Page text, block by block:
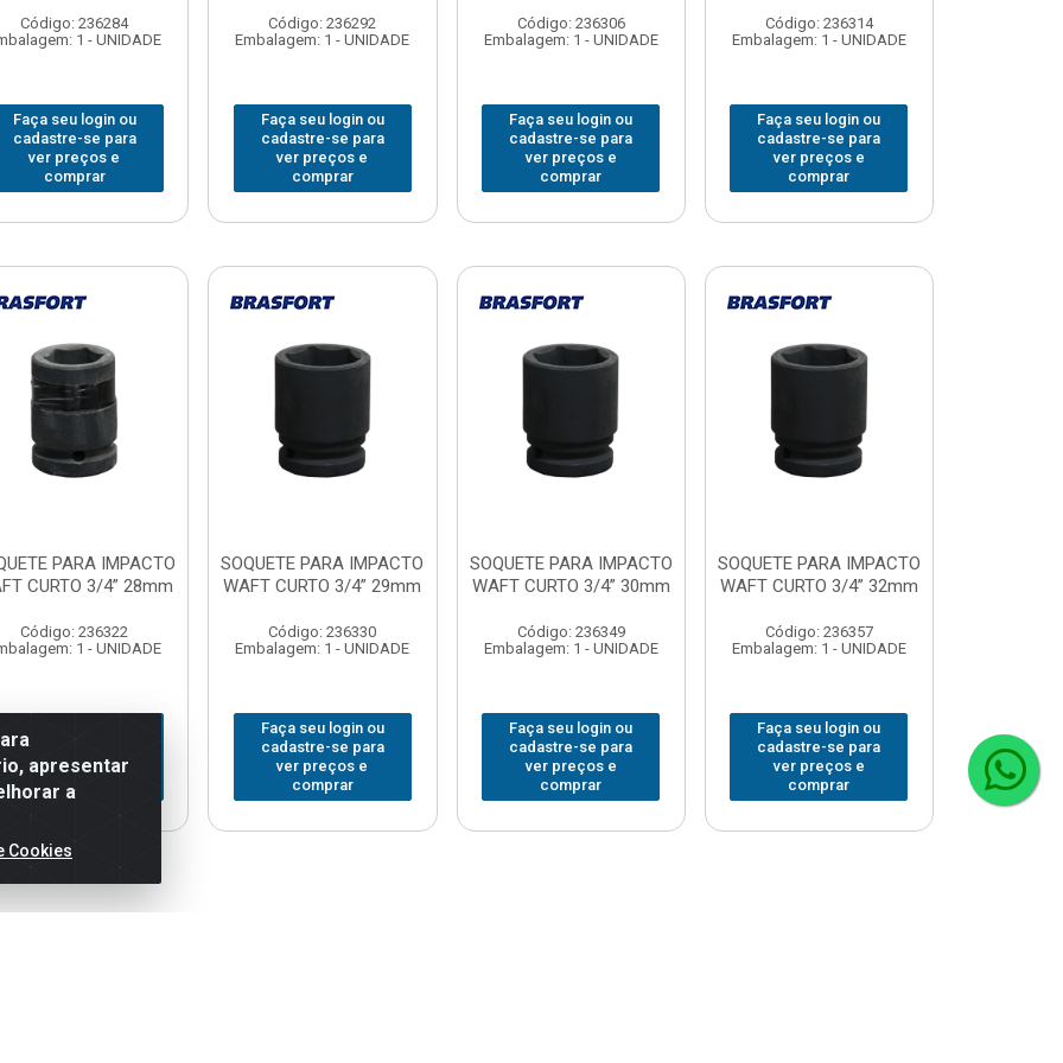
Código: 236284
1 - UNIDADE
Faça seu login ou
cadastre-se para
ver preços e
comprar
Código: 236292
Embalagem: 1 - UNIDADE
Faça seu login ou
cadastre-se para
ver preços e
comprar
Código: 236306
Embalagem: 1 - UNIDADE
Faça seu login ou
cadastre-se para
ver preços e
comprar
Código: 236314
Embalagem: 1 - UNIDADE
Faça seu login ou
cadastre-se para
ver preços e
comprar
PARA IMPACTO
CURTO 3/4” 28mm
Código: 236322
1 - UNIDADE
cadastre-se para
ver preços e
comprar
SOQUETE PARA IMPACTO
WAFT CURTO 3/4” 29mm
Código: 236330
Embalagem: 1 - UNIDADE
Faça seu login ou
cadastre-se para
ver preços e
comprar
SOQUETE PARA IMPACTO
WAFT CURTO 3/4” 30mm
Código: 236349
Embalagem: 1 - UNIDADE
Faça seu login ou
cadastre-se para
ver preços e
comprar
SOQUETE PARA IMPACTO
WAFT CURTO 3/4” 32mm
Código: 236357
Embalagem: 1 - UNIDADE
Faça seu login ou
cadastre-se para
ver preços e
comprar
apresentar
a
Cookies